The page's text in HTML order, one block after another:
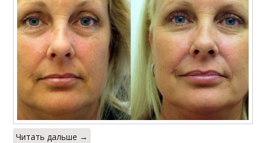
Читать дальше →